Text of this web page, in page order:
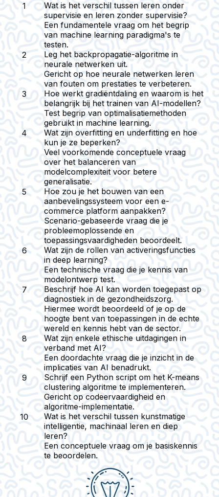
Wat is het verschil tussen leren onder
supervisie en leren zonder supervisie?
Een fundamentele vraag om het begrip
van machine learning paradigma's te
testen.
Leg het backpropagatie-algoritme in
neurale netwerken uit.
Gericht op hoe neurale netwerken leren
van fouten om prestaties te verbeteren.
Hoe werkt gradiëntdaling en waarom is het
belangrijk bij het trainen van AI-modellen?
Test begrip van optimalisatiemethoden
gebruikt in machine learning.
Wat zijn overfitting en underfitting en hoe
kun je ze beperken?
Veel voorkomende conceptuele vraag
over het balanceren van
modelcomplexiteit voor betere
generalisatie.
Hoe zou je het bouwen van een
aanbevelingssysteem voor een e-
commerce platform aanpakken?
Scenario-gebaseerde vraag die je
probleemoplossende en
toepassingsvaardigheden beoordeelt.
Wat zijn de rollen van activeringsfuncties
in deep learning?
Een technische vraag die je kennis van
modelontwerp test.
Beschrijf hoe AI kan worden toegepast op
diagnostiek in de gezondheidszorg.
Hiermee wordt beoordeeld of je op de
hoogte bent van toepassingen in de echte
wereld en kennis hebt van de sector.
Wat zijn enkele ethische uitdagingen in
verband met AI?
Een doordachte vraag die je inzicht in de
implicaties van AI benadrukt.
Schrijf een Python script om het K-means
clustering algoritme te implementeren.
Gericht op codeervaardigheid en
algoritme-implementatie.
Wat is het verschil tussen kunstmatige
intelligentie, machinaal leren en diep
leren?
Een conceptuele vraag om je basiskennis
te beoordelen.